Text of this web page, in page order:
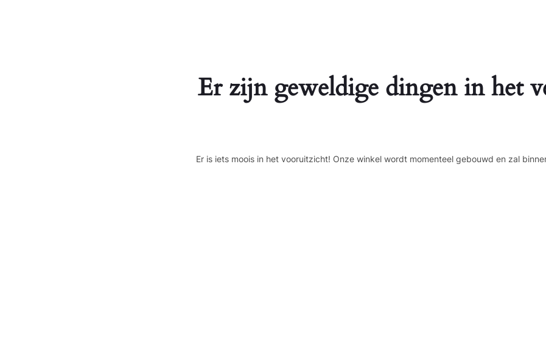
Er zijn geweldige dingen in het
Er is iets moois in het vooruitzicht! Onze winkel wordt momenteel gebouwd en zal